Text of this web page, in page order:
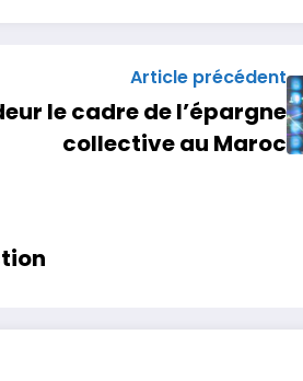
Article précédent
le cadre de l’épargne
collective au Maroc